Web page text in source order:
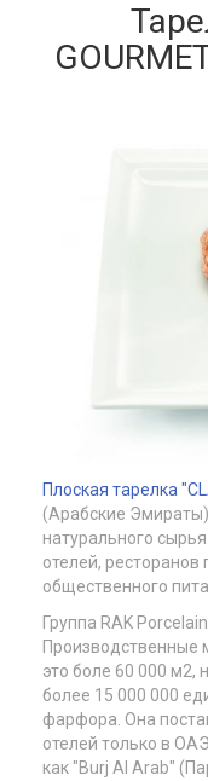
Плоская тарелка
(Арабские
натурального
отелей, ресторанов
общественного
Группа RAK
Производственные
это боле 60 000 м2,
более 15 000 000
фарфора. Она
отелей только в
как "Burj Al Arab"